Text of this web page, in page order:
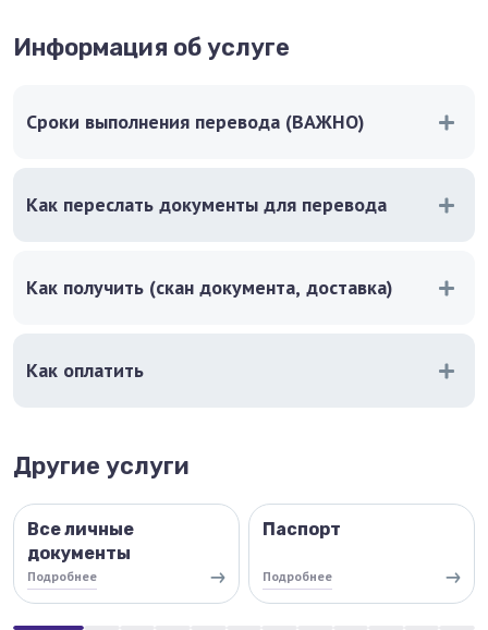
Информация об услуге
Сроки выполнения перевода (ВАЖНО)
Как переслать документы для перевода
Как получить (скан документа, доставка)
Как оплатить
Другие услуги
Все личные
документы
Подробнее
Паспорт
Подробнее